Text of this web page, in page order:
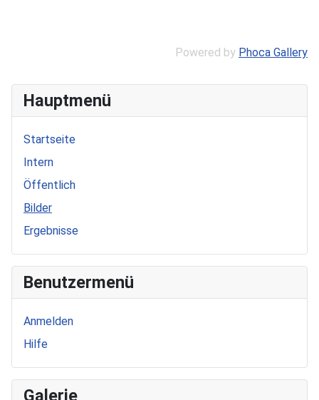
Hauptmenü
Startseite
Intern
Öffentlich
Bilder
Ergebnisse
Benutzermenü
Anmelden
Hilfe
Galerie
Powered by Phoca Gallery